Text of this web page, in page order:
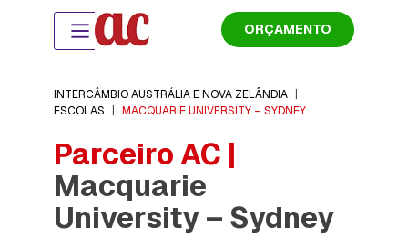
ORÇAMENTO
INTERCÂMBIO AUSTRÁLIA E NOVA ZELÂNDIA
ESCOLAS
MACQUARIE UNIVERSITY – SYDNEY
Parceiro AC |
Macquarie
University – Sydney